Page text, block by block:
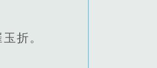
折。